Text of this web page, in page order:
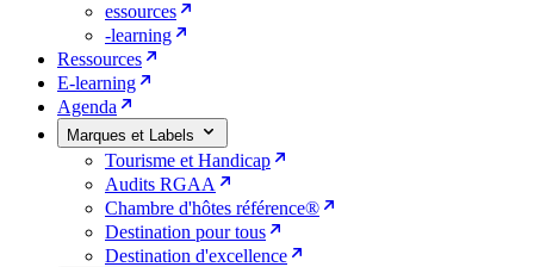
essources
-learning
Ressources
E-learning
Agenda
Marques et Labels
Tourisme et Handicap
Audits RGAA
Chambre d'hôtes référence®
Destination pour tous
Destination d'excellence